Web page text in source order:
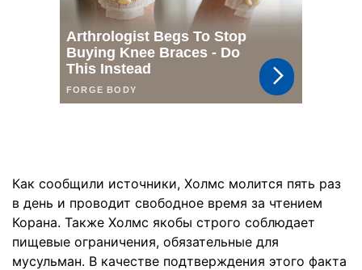
Как сообщили источники, Холмс молится пять раз
в день и проводит свободное время за чтением
Корана. Также Холмс якобы строго соблюдает
пищевые ограничения, обязательные для
мусульман. В качестве подтверждения этого факта